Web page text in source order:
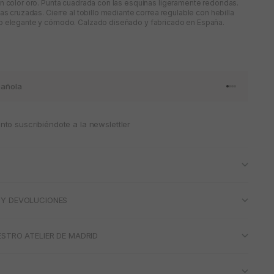
color oro. Punta cuadrada con las esquinas ligeramente redondas.
cruzadas. Cierre al tobillo mediante correa regulable con hebilla
elegante y cómodo. Calzado diseñado y fabricado en España.
Ir al artículo
Ir al
suscribiéndote a la newslettler
DEVOLUCIONES
ATELIER DE MADRID